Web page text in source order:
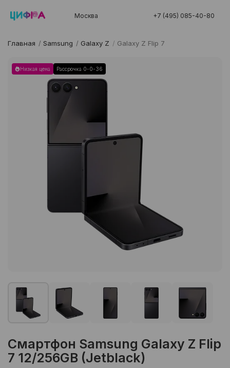
Москва +7 (495) 085-40-80
Главная / Samsung / Galaxy Z / Galaxy Z Flip 7
Низкая цена Рассрочка 0-0-36
Смартфон Samsung Galaxy Z Flip
7 12/256GB (Jetblack)